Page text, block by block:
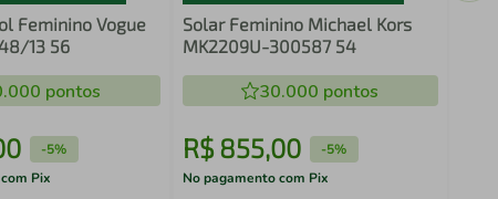
Feminino Vogue
13 56
pontos
-5%
Pix
Solar Feminino Michael Kors
MK2209U-300587 54
30.000 pontos
R$ 855,00 -5%
No pagamento com Pix